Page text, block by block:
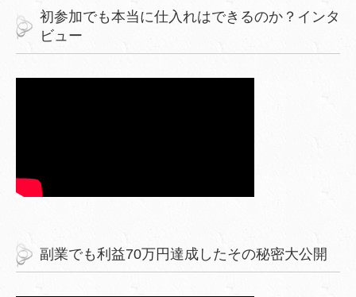
初参加でも本当に仕入れはできるのか？インタ
ビュー
副業でも利益70万円達成したその秘密大公開